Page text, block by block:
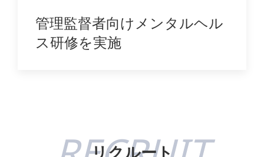
管理監督者向けメンタルヘル
ス研修を実施
リクルート